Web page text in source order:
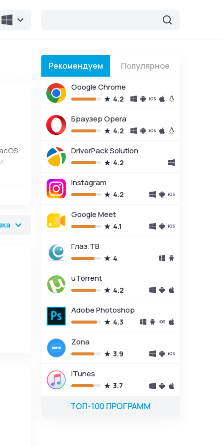
Рекомендуем Популярное
Google Chrome
4.2
Браузер Opera
4.2
DriverPack Solution
4.2
Instagram
4.2
Google Meet
4.1
Глаз.ТВ
4
uTorrent
4.2
Adobe Photoshop
4.3
Zona
3.9
iTunes
3.7
ТОП-100 ПРОГРАММ